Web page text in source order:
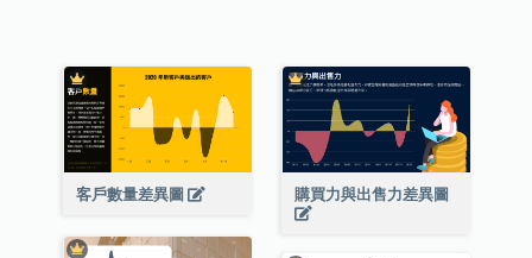
客戶數量差異圖 購買力與出售力差異圖